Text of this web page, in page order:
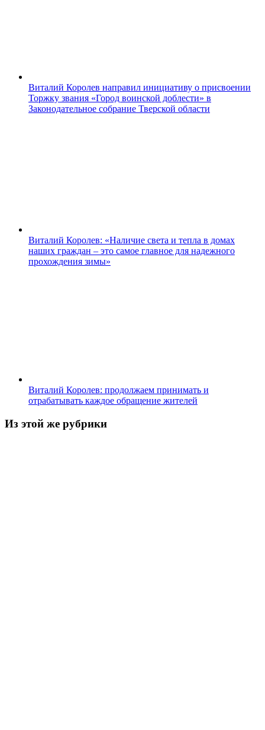
Виталий Королев направил инициативу о присвоении
Торжку звания «Город воинской доблести» в
Законодательное собрание Тверской области
Виталий Королев: «Наличие света и тепла в домах
наших граждан – это самое главное для надежного
прохождения зимы»
Виталий Королев: продолжаем принимать и
отрабатывать каждое обращение жителей
Из этой же рубрики